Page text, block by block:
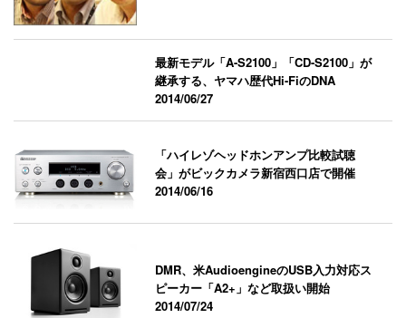
最新モデル「A-S2100」「CD-S2100」が
継承する、ヤマハ歴代Hi-FiのDNA
2014/06/27
「ハイレゾヘッドホンアンプ比較試聴
会」がビックカメラ新宿西口店で開催
2014/06/16
DMR、米AudioengineのUSB入力対応ス
ピーカー「A2+」など取扱い開始
2014/07/24